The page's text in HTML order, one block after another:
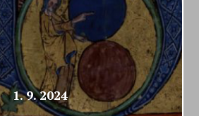
1. 9. 2024